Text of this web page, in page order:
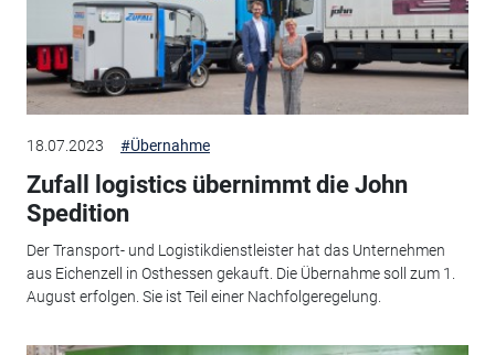
18.07.2023 #Übernahme
Zufall logistics übernimmt die John
Spedition
Der Transport- und Logistikdienstleister hat das Unternehmen
aus Eichenzell in Osthessen gekauft. Die Übernahme soll zum 1.
August erfolgen. Sie ist Teil einer Nachfolgeregelung.